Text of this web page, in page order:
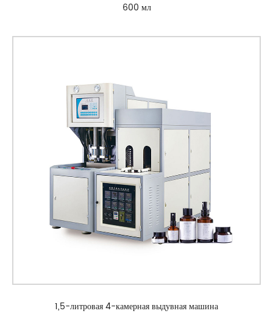
600 мл
1,5-литровая 4-камерная выдувная машина